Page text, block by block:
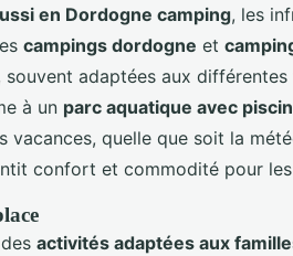
en Dordogne camping, les
campings dordogne et
souvent adaptées aux différentes
à un parc aquatique avec
vacances, quelle que soit la
confort et commodité pour
activités adaptées aux